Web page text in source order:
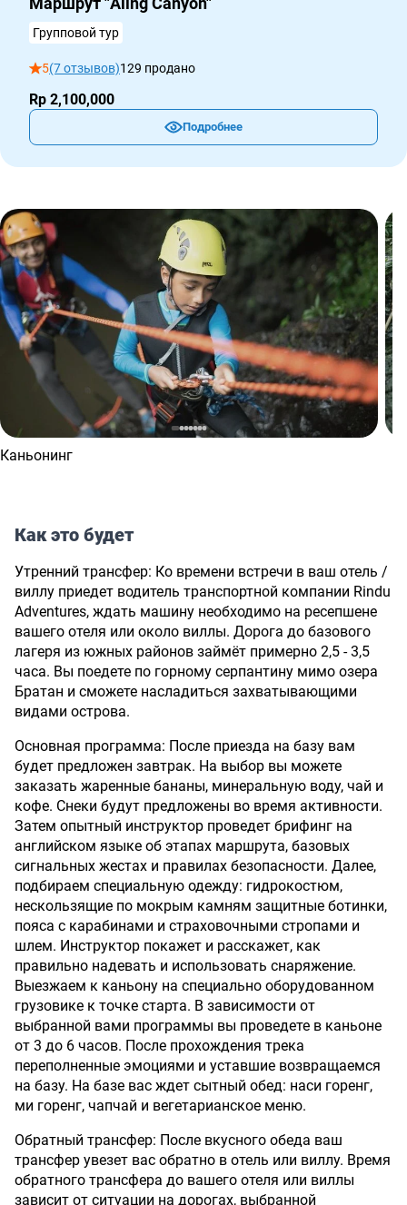
Групповой тур
5(7 отзывов)129 продано
Rp 2,100,000
Подробнее
Каньонинг
Как это будет
Утренний трансфер: Ко времени встречи в ваш отель /
виллу приедет водитель транспортной компании Rindu
Adventures, ждать машину необходимо на ресепшене
вашего отеля или около виллы. Дорога до базового
лагеря из южных районов займёт примерно 2,5 - 3,5
часа. Вы поедете по горному серпантину мимо озера
Братан и сможете насладиться захватывающими
видами острова.
Основная программа: После приезда на базу вам
будет предложен завтрак. На выбор вы можете
заказать жаренные бананы, минеральную воду, чай и
кофе. Снеки будут предложены во время активности.
Затем опытный инструктор проведет брифинг на
английском языке об этапах маршрута, базовых
сигнальных жестах и правилах безопасности. Далее,
подбираем специальную одежду: гидрокостюм,
нескользящие по мокрым камням защитные ботинки,
пояса с карабинами и страховочными стропами и
шлем. Инструктор покажет и расскажет, как
правильно надевать и использовать снаряжение.
Выезжаем к каньону на специально оборудованном
грузовике к точке старта. В зависимости от
выбранной вами программы вы проведете в каньоне
от 3 до 6 часов. После прохождения трека
переполненные эмоциями и уставшие возвращаемся
на базу. На базе вас ждет сытный обед: наси горенг,
ми горенг, чапчай и вегетарианское меню.
Обратный трансфер: После вкусного обеда ваш
трансфер увезет вас обратно в отель или виллу. Время
обратного трансфера до вашего отеля или виллы
зависит от ситуации на дорогах, выбранной